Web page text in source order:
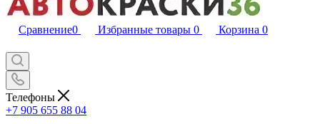
Сравнение0 Избранные товары 0 Корзина 0
Телефоны
+7 905 655 88 04